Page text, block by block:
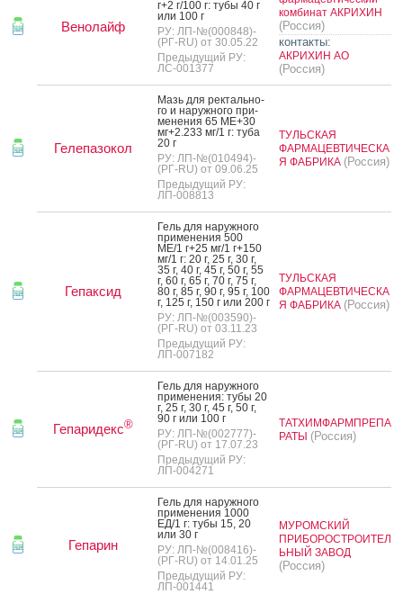
Венолайф
г+2 г/100 г: ту­бы 40 г
или 100 г
РУ: ЛП-№(000848)-
(РГ-RU) от 30.05.22
Предыдущий РУ:
ЛС-001377
комбинат АКРИХИН
(Россия)
контакты:
АКРИХИН АО
(Россия)
Гелепазокол
Мазь для рек­таль­но­
го и на­руж­но­го при­
мене­ния 65 МЕ+30
мг+2.233 мг/1 г: ту­ба
20 г
РУ: ЛП-№(010494)-
(РГ-RU) от 09.06.25
Предыдущий РУ:
ЛП-008813
ТУЛЬСКАЯ
ФАРМАЦЕВТИЧЕСКА
Я ФАБРИКА (Россия)
Гепаксид
Гель для на­руж­но­го
при­мене­ния 500
МЕ/1 г+25 мг/1 г+150
мг/1 г: 20 г, 25 г, 30 г,
35 г, 40 г, 45 г, 50 г, 55
г, 60 г, 65 г, 70 г, 75 г,
80 г, 85 г, 90 г, 95 г, 100
г, 125 г, 150 г или 200 г
РУ: ЛП-№(003590)-
(РГ-RU) от 03.11.23
Предыдущий РУ:
ЛП-007182
ТУЛЬСКАЯ
ФАРМАЦЕВТИЧЕСКА
Я ФАБРИКА (Россия)
Гепаридекс®
Гель для на­руж­но­го
при­мене­ния: ту­бы 20
г, 25 г, 30 г, 45 г, 50 г,
90 г или 100 г
РУ: ЛП-№(002777)-
(РГ-RU) от 17.07.23
Предыдущий РУ:
ЛП-004271
ТАТХИМФАРМПРЕПА
РАТЫ (Россия)
Гепарин
Гель для на­руж­но­го
при­мене­ния 1000
ЕД/1 г: ту­бы 15, 20
или 30 г
РУ: ЛП-№(008416)-
(РГ-RU) от 14.01.25
Предыдущий РУ:
ЛП-001441
МУРОМСКИЙ
ПРИБОРОСТРОИТЕЛ
ЬНЫЙ ЗАВОД
(Россия)